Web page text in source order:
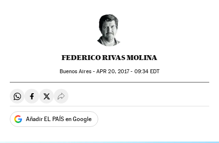
FEDERICO RIVAS MOLINA
Buenos Aires -APR 20, 2017 - 09:34 EDT
Compartir en Whatsapp
Compartir en Facebook
Compartir en Twitter
Desplegar Redes Sociales
Añadir EL PAÍS en Google